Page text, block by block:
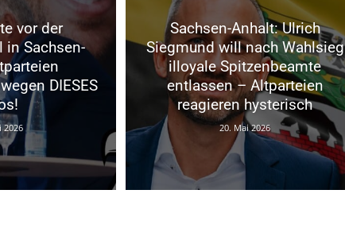
vor der
in Sachsen-
DIESES
2026
Sachsen-Anhalt: Ulrich
Siegmund will nach Wahlsieg
illoyale Spitzenbeamte
entlassen – Altparteien
reagieren hysterisch
20. Mai 2026